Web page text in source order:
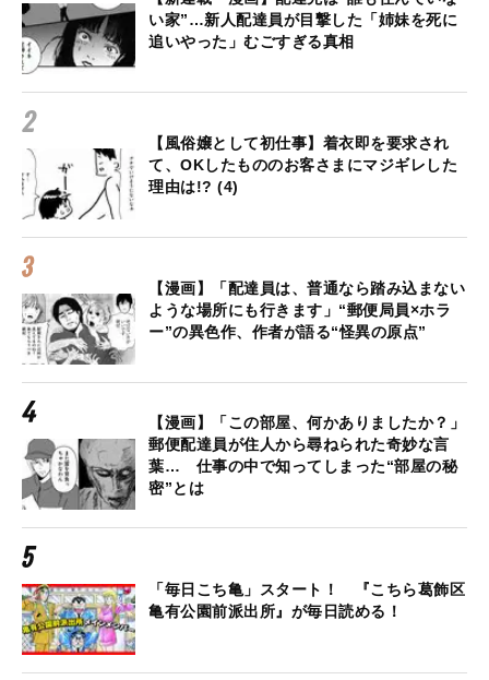
い家”…新人配達員が目撃した「姉妹を死に
追いやった」むごすぎる真相
【風俗嬢として初仕事】着衣即を要求され
て、OKしたもののお客さまにマジギレした
理由は!? (4)
【漫画】「配達員は、普通なら踏み込まない
ような場所にも行きます」“郵便局員×ホラ
ー”の異色作、作者が語る“怪異の原点”
【漫画】「この部屋、何かありましたか？」
郵便配達員が住人から尋ねられた奇妙な言
葉… 仕事の中で知ってしまった“部屋の秘
密”とは
「毎日こち亀」スタート！ 『こちら葛飾区
亀有公園前派出所』が毎日読める！